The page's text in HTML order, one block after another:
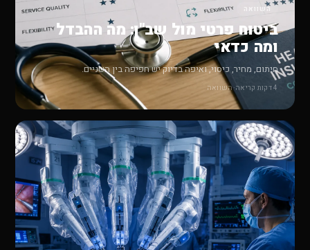
השוואה
ביטוח פרטי מול שב"ן: מה ההבדל
ומה כדאי
חיתום, מחיר, כיסוי, ואיפה בדיוק יש חפיפה בין השניים.
4 דקות קריאה ·השוואה